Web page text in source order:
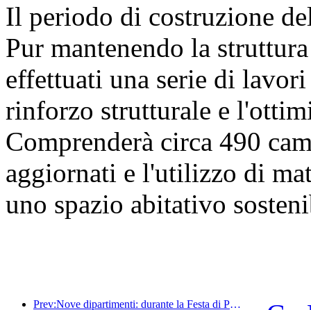
Il periodo di costruzione
Pur mantenendo la
effettuati una serie di
rinforzo strutturale e
Comprenderà circa 490
aggiornati e l'utilizzo di
uno spazio abitativo
Prev:Nove dipartimenti: durante la Festa di Primavera, le catene alberghiere e le case vacanze boutique offriranno misure preferenziali.